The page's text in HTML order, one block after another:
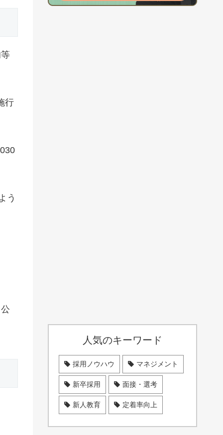
行
う
人気のキーワード
採用ノウハウ マネジメント
新卒採用 面接・選考
新人教育 定着率向上